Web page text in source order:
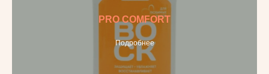
PRO COMFORT
Подробнее